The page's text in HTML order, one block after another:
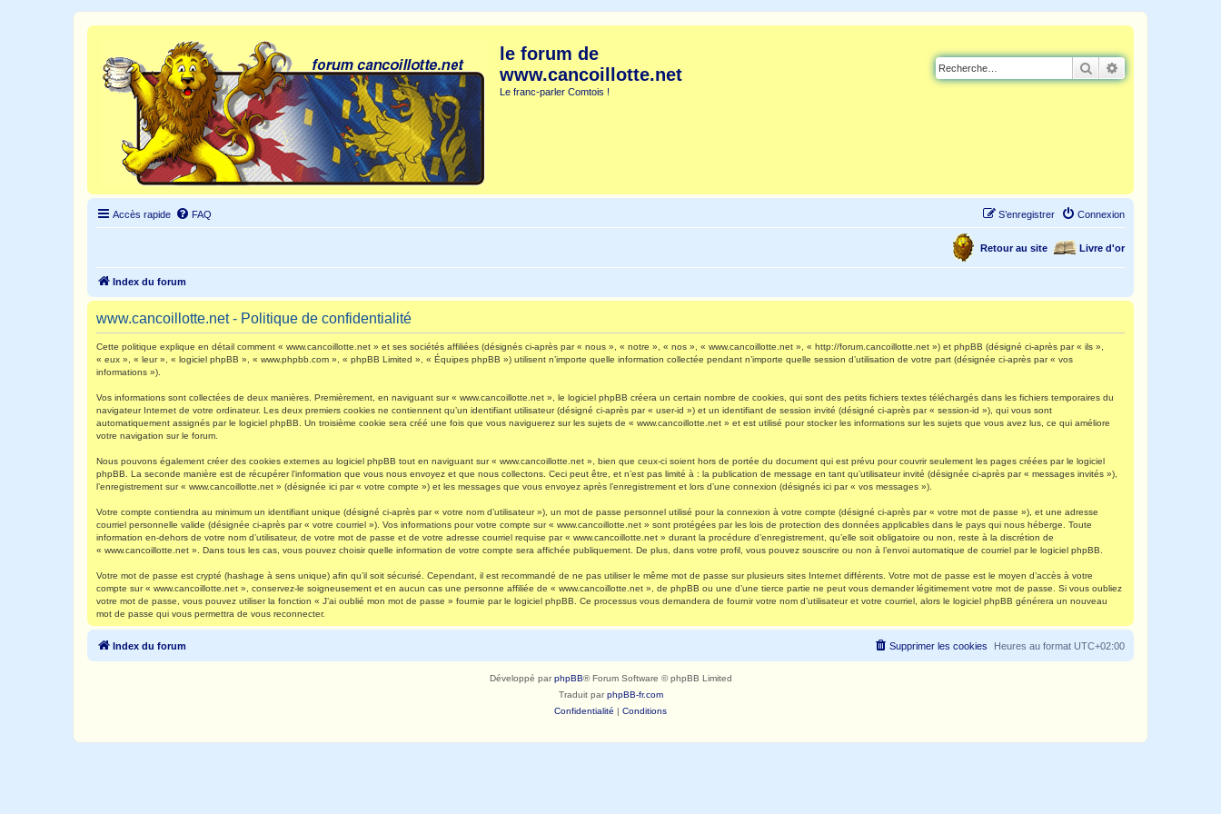
le forum de
www.cancoillotte.net
Le franc-parler Comtois !
Rechercher
Accès rapide FAQ Connexion
S’enregistrer
Livre d'or
Retour au site
Index du forum
www.cancoillotte.net - Politique de confidentialité
Cette politique explique en détail comment « www.cancoillotte.net » et ses sociétés affiliées (désignés ci-après par « nous », « notre », « nos », « www.cancoillotte.net », « http://forum.cancoillotte.net ») et phpBB (désigné ci-après par « ils »,
« eux », « leur », « logiciel phpBB », « www.phpbb.com », « phpBB Limited », « Équipes phpBB ») utilisent n’importe quelle information collectée pendant n’importe quelle session d’utilisation de votre part (désignée ci-après par « vos
informations »).
Vos informations sont collectées de deux manières. Premièrement, en naviguant sur « www.cancoillotte.net », le logiciel phpBB créera un certain nombre de cookies, qui sont des petits fichiers textes téléchargés dans les fichiers temporaires du
navigateur Internet de votre ordinateur. Les deux premiers cookies ne contiennent qu’un identifiant utilisateur (désigné ci-après par « user-id ») et un identifiant de session invité (désigné ci-après par « session-id »), qui vous sont
automatiquement assignés par le logiciel phpBB. Un troisième cookie sera créé une fois que vous naviguerez sur les sujets de « www.cancoillotte.net » et est utilisé pour stocker les informations sur les sujets que vous avez lus, ce qui améliore
votre navigation sur le forum.
Nous pouvons également créer des cookies externes au logiciel phpBB tout en naviguant sur « www.cancoillotte.net », bien que ceux-ci soient hors de portée du document qui est prévu pour couvrir seulement les pages créées par le logiciel
phpBB. La seconde manière est de récupérer l’information que vous nous envoyez et que nous collectons. Ceci peut être, et n’est pas limité à : la publication de message en tant qu’utilisateur invité (désignée ci-après par « messages invités »),
l’enregistrement sur « www.cancoillotte.net » (désignée ici par « votre compte ») et les messages que vous envoyez après l’enregistrement et lors d’une connexion (désignés ici par « vos messages »).
Votre compte contiendra au minimum un identifiant unique (désigné ci-après par « votre nom d’utilisateur »), un mot de passe personnel utilisé pour la connexion à votre compte (désigné ci-après par « votre mot de passe »), et une adresse
courriel personnelle valide (désignée ci-après par « votre courriel »). Vos informations pour votre compte sur « www.cancoillotte.net » sont protégées par les lois de protection des données applicables dans le pays qui nous héberge. Toute
information en-dehors de votre nom d’utilisateur, de votre mot de passe et de votre adresse courriel requise par « www.cancoillotte.net » durant la procédure d’enregistrement, qu’elle soit obligatoire ou non, reste à la discrétion de
« www.cancoillotte.net ». Dans tous les cas, vous pouvez choisir quelle information de votre compte sera affichée publiquement. De plus, dans votre profil, vous pouvez souscrire ou non à l’envoi automatique de courriel par le logiciel phpBB.
Votre mot de passe est crypté (hashage à sens unique) afin qu’il soit sécurisé. Cependant, il est recommandé de ne pas utiliser le même mot de passe sur plusieurs sites Internet différents. Votre mot de passe est le moyen d’accès à votre
compte sur « www.cancoillotte.net », conservez-le soigneusement et en aucun cas une personne affiliée de « www.cancoillotte.net », de phpBB ou une d’une tierce partie ne peut vous demander légitimement votre mot de passe. Si vous oubliez
votre mot de passe, vous pouvez utiliser la fonction « J’ai oublié mon mot de passe » fournie par le logiciel phpBB. Ce processus vous demandera de fournir votre nom d’utilisateur et votre courriel, alors le logiciel phpBB générera un nouveau
mot de passe qui vous permettra de vous reconnecter.
Index du forum Heures au format UTC+02:00
Supprimer les cookies
Développé parphpBB® Forum Software © phpBB Limited
Traduit parphpBB-fr.com
Confidentialité | Conditions